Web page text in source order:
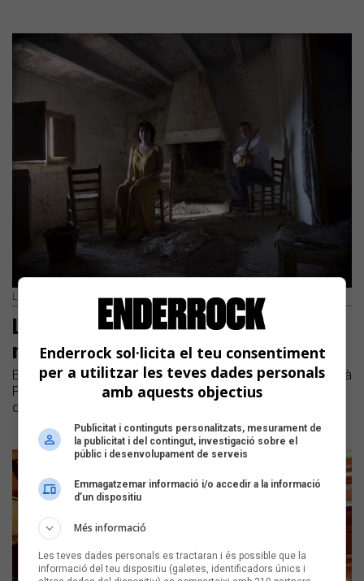
Lia Sampai i Adrià Pagès | Arxiu de l'artista
Lia Sampai canta el Nadal pel seu
nom
Estrenem "L'endemà", la cançó inèdita de Lia Sampai i Adrià
Pagès que ho té tot per formar part de la llista de cançons
dolces per passar les festes
Enderrock sol·licita el teu consentiment
per a utilitzar les teves dades personals
amb aquests objectius
Publicitat i continguts personalitzats, mesurament de
la publicitat i del contingut, investigació sobre el
públic i desenvolupament de serveis
Emmagatzemar informació i/o accedir a la informació
d’un dispositiu
Més informació
Les teves dades personals es tractaran i és possible que la
informació del teu dispositiu (galetes, identificadors únics i